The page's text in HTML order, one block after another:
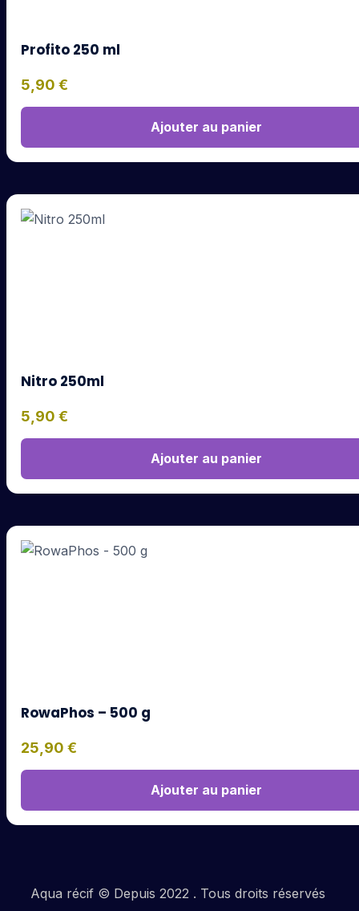
Profito 250 ml
5,90 €
Ajouter au panier
Nitro 250ml
5,90 €
Ajouter au panier
RowaPhos – 500 g
25,90 €
Ajouter au panier
Aqua récif © Depuis 2022 . Tous droits réservés